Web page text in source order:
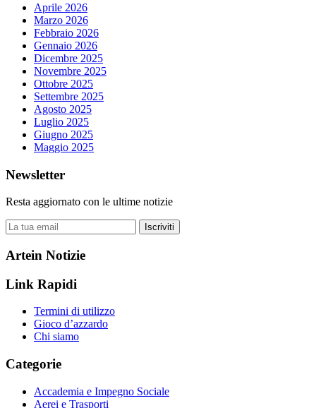
Aprile 2026
Marzo 2026
Febbraio 2026
Gennaio 2026
Dicembre 2025
Novembre 2025
Ottobre 2025
Settembre 2025
Agosto 2025
Luglio 2025
Giugno 2025
Maggio 2025
Newsletter
Resta aggiornato con le ultime notizie
Iscriviti
Artein Notizie
Link Rapidi
Termini di utilizzo
Gioco d’azzardo
Chi siamo
Categorie
Accademia e Impegno Sociale
Aerei e Trasporti